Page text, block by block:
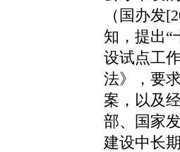
（国办发
知，提出“
设试点工
法》，要
案，以及
部、国家
建设中长